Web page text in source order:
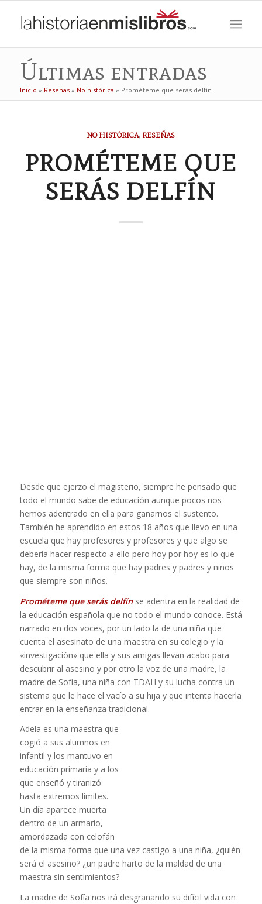
Últimas entradas
Inicio » Reseñas» No histórica » Prométeme que serás delfín
NO HISTÓRICA, RESEÑAS
PROMÉTEME QUE
SERÁS DELFÍN
Desde que ejerzo el magisterio, siempre he pensado que
todo el mundo sabe de educación aunque pocos nos
hemos adentrado en ella para ganarnos el sustento.
También he aprendido en estos 18 años que llevo en una
escuela que hay profesores y profesores y que algo se
debería hacer respecto a ello pero hoy por hoy es lo que
hay, de la misma forma que hay padres y padres y niños
que siempre son niños.
Prométeme que serás delfínse adentra en la realidad de
la educación española que no todo el mundo conoce. Está
narrado en dos voces, por un lado la de una niña que
cuenta el asesinato de una maestra en su colegio y la
«investigación» que ella y sus amigas llevan acabo para
descubrir al asesino y por otro la voz de una madre, la
madre de Sofía, una niña con TDAH y su lucha contra un
sistema que le hace el vacío a su hija y que intenta hacerla
entrar en la enseñanza tradicional.
Adela es una maestra que
cogió a sus alumnos en
infantil y los mantuvo en
educación primaria y a los
que enseñó y tiranizó
hasta extremos límites.
Un día aparece muerta
dentro de un armario,
amordazada con celofán
de la misma forma que una vez castigo a una niña, ¿quién
será el asesino? ¿un padre harto de la maldad de una
maestra sin sentimientos?
La madre de Sofía nos irá desgranando su difícil vida con